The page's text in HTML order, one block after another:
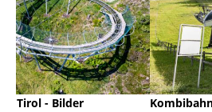
Kombibahn Karkogel -